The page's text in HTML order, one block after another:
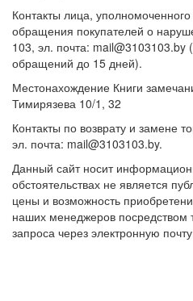
Контакты лица,
обращения покупателей о
103, эл. почта: mail@3103103.by
обращений до 15 дней).
Местонахождение Книги
Тимирязева 10/1, 32
Контакты по возврату и замене
эл. почта: mail@3103103.by.
Данный сайт носит
обстоятельствах не является
цены и возможность
наших менеджеров посредством
запроса через электронную